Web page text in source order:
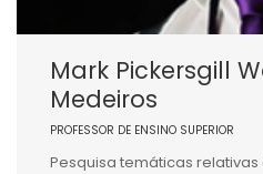
Mark Pickersgill
Medeiros
PROFESSOR DE ENSINO SUPERIOR
Pesquisa temáticas